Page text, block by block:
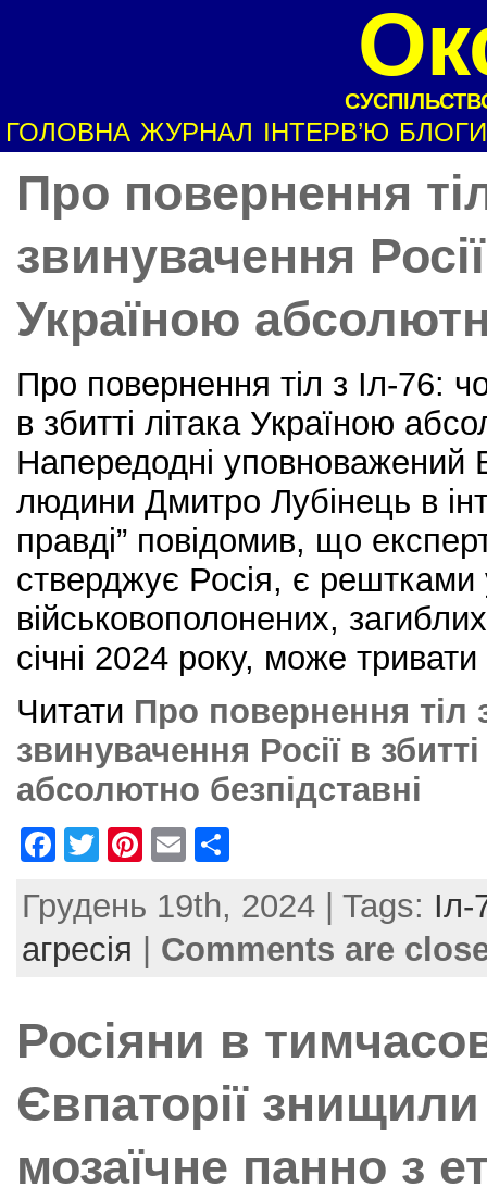
ГОЛОВНА ЖУРНАЛ ІНТЕРВ’Ю БЛОГИ
Про повернення
звинувачення
Україною
Про повернення тіл з Іл-76:
в збитті літака Україною
Напередодні уповноважений
людини Дмитро Лубінець в
правді” повідомив, що
стверджує Росія, є рештками
військовополонених,
січні 2024 року, може
Читати Про повернення тіл
звинувачення Росії в
абсолютно безпідставні
F
c
e
o
k
T
itt
er
Pi
er
e
E
ai
l
ar
e
Грудень 19th, 2024 | Tags: Іл-
агресія | Comments are
Росіяни в
Євпаторії
мозаїчне панно з